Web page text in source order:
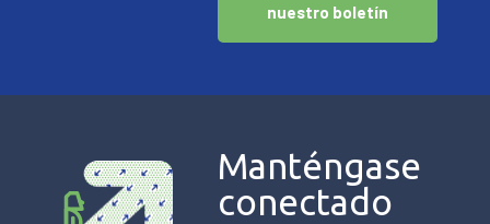
nuestro boletín
Manténgase
conectado